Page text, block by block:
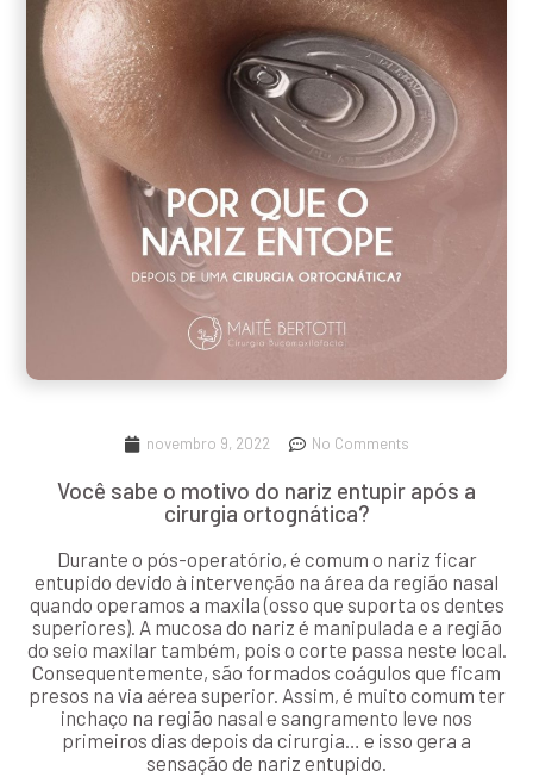
novembro 9, 2022 No Comments
Você sabe o motivo do nariz entupir após a
cirurgia ortognática?
Durante o pós-operatório, é comum o nariz ficar
entupido devido à intervenção na área da região nasal
quando operamos a maxila (osso que suporta os dentes
superiores). A mucosa do nariz é manipulada e a região
do seio maxilar também, pois o corte passa neste local.
Consequentemente, são formados coágulos que ficam
presos na via aérea superior. Assim, é muito comum ter
inchaço na região nasal e sangramento leve nos
primeiros dias depois da cirurgia… e isso gera a
sensação de nariz entupido.